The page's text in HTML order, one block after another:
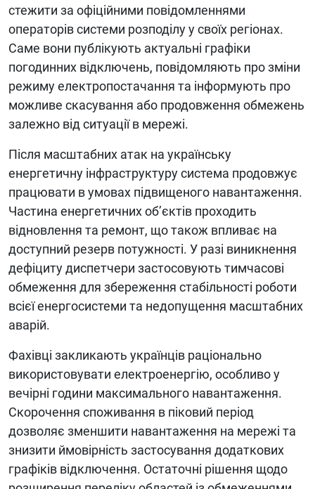
стежити за офіційними повідомленнями
операторів системи розподілу у своїх регіонах.
Саме вони публікують актуальні графіки
погодинних відключень, повідомляють про зміни
режиму електропостачання та інформують про
можливе скасування або продовження обмежень
залежно від ситуації в мережі.
Після масштабних атак на українську
енергетичну інфраструктуру система продовжує
працювати в умовах підвищеного навантаження.
Частина енергетичних об’єктів проходить
відновлення та ремонт, що також впливає на
доступний резерв потужності. У разі виникнення
дефіциту диспетчери застосовують тимчасові
обмеження для збереження стабільності роботи
всієї енергосистеми та недопущення масштабних
аварій.
Фахівці закликають українців раціонально
використовувати електроенергію, особливо у
вечірні години максимального навантаження.
Скорочення споживання в піковий період
дозволяє зменшити навантаження на мережі та
знизити ймовірність застосування додаткових
графіків відключення. Остаточні рішення щодо